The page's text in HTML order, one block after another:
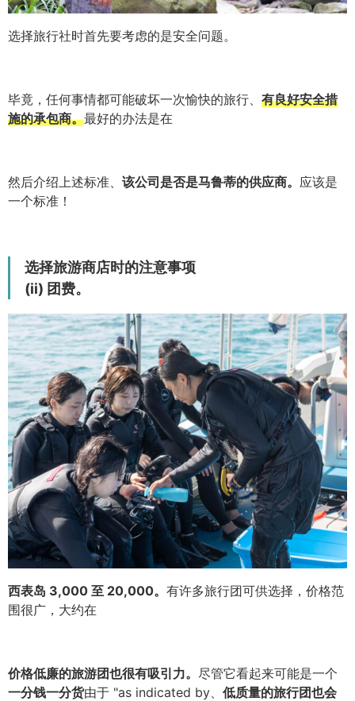
选择旅行社时首先要考虑的是安全问题。
毕竟，任何事情都可能破坏一次愉快的旅行、 有良好安全措
施的承包商。最好的办法是在
然后介绍上述标准、 该公司是否是马鲁蒂的供应商。 应该是
一个标准！
选择旅游商店时的注意事项
(ii) 团费。
西表岛 3,000 至 20,000。 有许多旅行团可供选择，价格范
围很广，大约在
价格低廉的旅游团也很有吸引力。 尽管它看起来可能是一个
一分钱一分货由于 "as indicated by、 低质量的旅行团也会